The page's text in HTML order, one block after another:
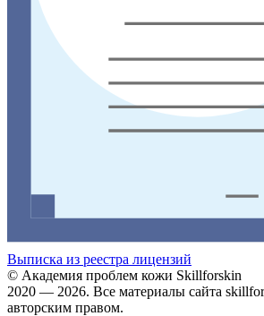
Выписка из реестра лицензий
© Академия проблем кожи Skillforskin
2020 — 2026. Все материалы сайта
авторским правом.